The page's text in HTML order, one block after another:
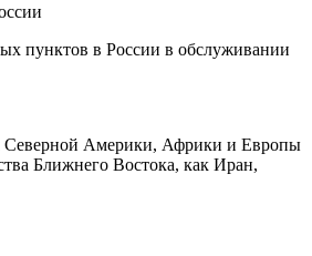
пунктов в России в обслуживании
Северной Америки, Африки и Европы
Ближнего Востока, как Иран,